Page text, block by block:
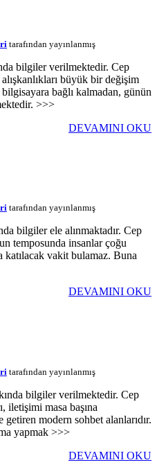
tarafından yayınlanmış
bilgiler verilmektedir. Cep
büyük bir değişim
bağlı kalmadan, günün
>>>
DEVAMINI OKU
tarafından yayınlanmış
bilgiler ele alınmaktadır. Cep
temposunda insanlar çoğu
katılacak vakit bulamaz. Buna
DEVAMINI OKU
tarafından yayınlanmış
bilgiler verilmektedir. Cep
iletişimi masa başına
modern sohbet alanlarıdır.
yapmak >>>
DEVAMINI OKU